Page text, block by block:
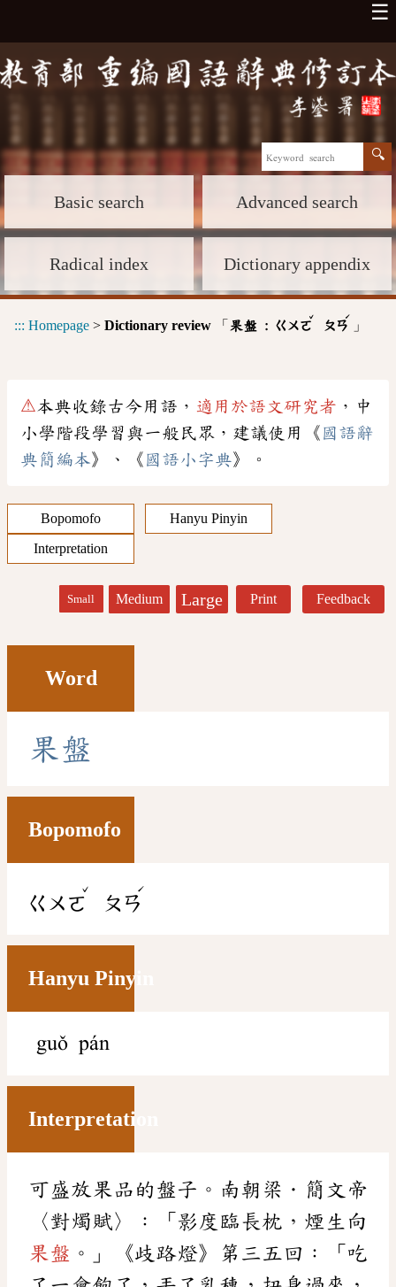
☰
Basic search Advanced search
Radical index Dictionary appendix
::: Homepage > Dictionary review 「 果盤 : ㄍㄨㄛ
ˇ
ㄆㄢ
ˊ
」
⚠本典收錄古今用語， 適用於語文研究者 ，中
小學階段學習與一般民眾，建議使用《 國語辭
典簡編本》、《 國語小字典》。
Bopomofo
Hanyu Pinyin
Interpretation
Small Medium Large Print Feedback
Word
果 盤
Bopomofo
ㄍㄨㄛ
ˇ
ㄆㄢ
ˊ
Hanyu Pinyin
guǒ pán
Interpretation
可盛放果品的盤子。南朝梁．簡文帝
〈對燭賦〉：「影度臨長枕，煙生向
果盤 。」《歧路燈》第三五回：「吃